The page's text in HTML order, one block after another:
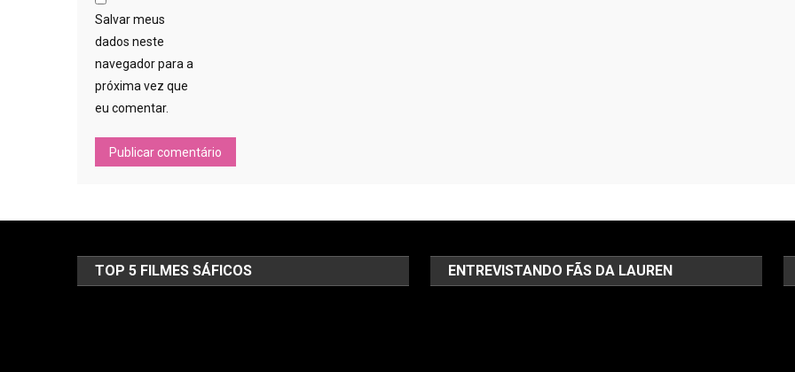
Salvar meus
dados neste
navegador para a
próxima vez que
eu comentar.
TOP 5 FILMES SÁFICOS ENTREVISTANDO FÃS DA LAUREN